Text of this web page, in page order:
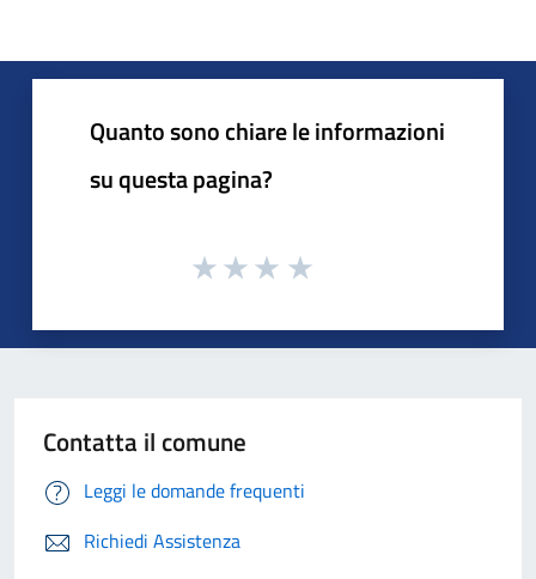
Quanto sono chiare le informazioni
su questa pagina?
Contatta il comune
Leggi le domande frequenti
Richiedi Assistenza